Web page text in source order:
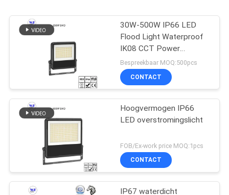
30W-500W IP66 LED
Flood Light Waterproof
IK08 CCT Power
Dimming Voor buiten
binnen
Bespreekbaar MOQ:500pcs
CONTACT
Hoogvermogen IP66
LED overstromingslicht
FOB/Ex-work price MOQ:1pcs
CONTACT
IP67 waterdicht